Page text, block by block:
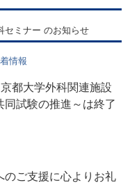
セミナー のお知らせ
情報
都大学外科関連施設
試験の推進～は終了
のご支援に心よりお礼